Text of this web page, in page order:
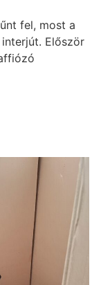
fel, most a
Először